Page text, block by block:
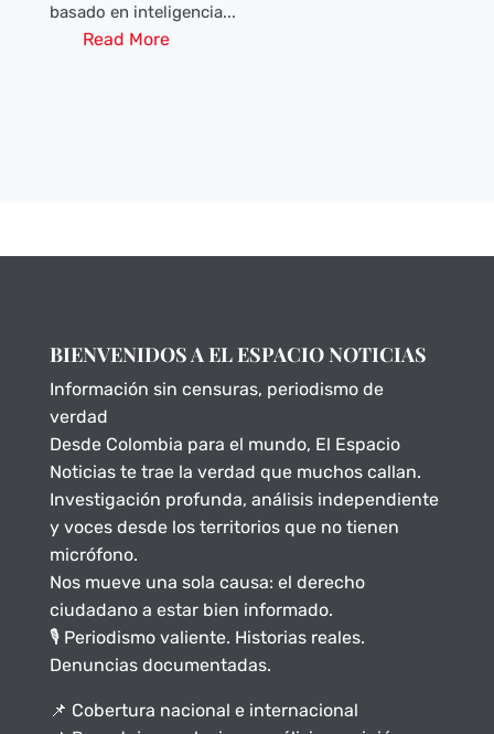
basado en inteligencia...
Read More
BIENVENIDOS A EL ESPACIO NOTICIAS
Información sin censuras, periodismo de
verdad
Desde Colombia para el mundo, El Espacio
Noticias te trae la verdad que muchos callan.
Investigación profunda, análisis independiente
y voces desde los territorios que no tienen
micrófono.
Nos mueve una sola causa: el derecho
ciudadano a estar bien informado.
🎙️ Periodismo valiente. Historias reales.
Denuncias documentadas.
📌 Cobertura nacional e internacional